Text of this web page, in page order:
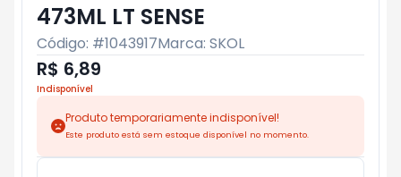
473ML LT SENSE
Código: #1043917Marca: SKOL
R$ 6,89
Indisponível
Produto temporariamente indisponível!
Este produto está sem estoque disponível no momento.